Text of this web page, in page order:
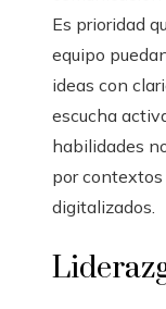
Es prioridad
equipo
ideas con
escucha
habilidades
por
digitalizados.